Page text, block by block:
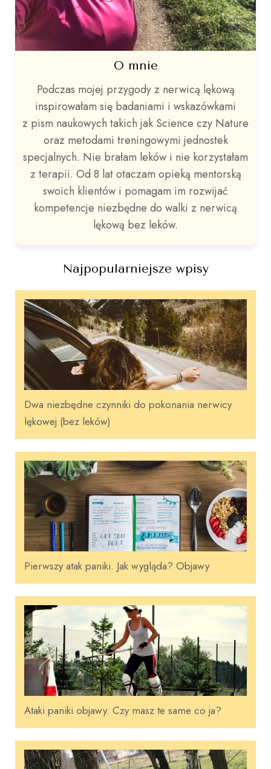
O mnie
Podczas mojej przygody z nerwicą lękową
inspirowałam się badaniami i wskazówkami
z pism naukowych takich jak Science czy Nature
oraz metodami treningowymi jednostek
specjalnych. Nie brałam leków i nie korzystałam
z terapii. Od 8 lat otaczam opieką mentorską
swoich klientów i pomagam im rozwijać
kompetencje niezbędne do walki z nerwicą
lękową bez leków.
Najpopularniejsze wpisy
Dwa niezbędne czynniki do pokonania nerwicy
lękowej (bez leków)
Pierwszy atak paniki. Jak wygląda? Objawy
Ataki paniki objawy. Czy masz te same co ja?